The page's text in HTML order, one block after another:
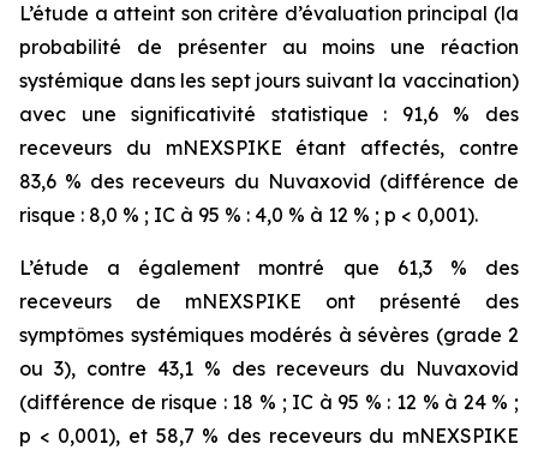
L’étude a atteint son critère d’évaluation principal (la
probabilité de présenter au moins une réaction
systémique dans les sept jours suivant la vaccination)
avec une significativité statistique : 91,6 % des
receveurs du mNEXSPIKE étant affectés, contre
83,6 % des receveurs du Nuvaxovid (différence de
risque : 8,0 % ; IC à 95 % : 4,0 % à 12 % ; p < 0,001).
L’étude a également montré que 61,3 % des
receveurs de mNEXSPIKE ont présenté des
symptômes systémiques modérés à sévères (grade 2
ou 3), contre 43,1 % des receveurs du Nuvaxovid
(différence de risque : 18 % ; IC à 95 % : 12 % à 24 % ;
p < 0,001), et 58,7 % des receveurs du mNEXSPIKE